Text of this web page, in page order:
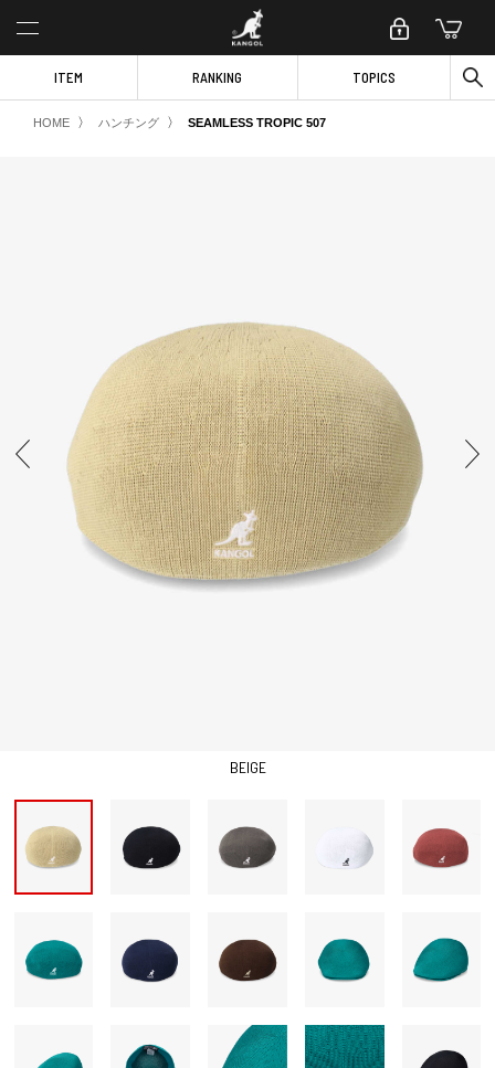
ITEM RANKING TOPICS
HOME 〉 ハンチング 〉 SEAMLESS TROPIC 507
BEIGE